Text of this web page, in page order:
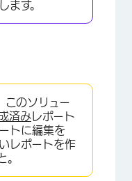
ます。
このソリュー
済み レポート
トに編集を
レポートを作
。